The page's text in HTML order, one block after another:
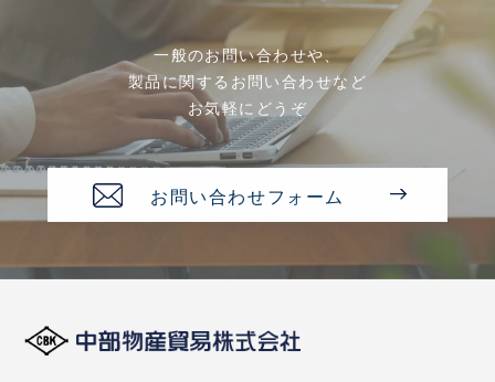
一般のお問い合わせや、
製品に関するお問い合わせなど
お気軽にどうぞ
お問い合わせフォーム